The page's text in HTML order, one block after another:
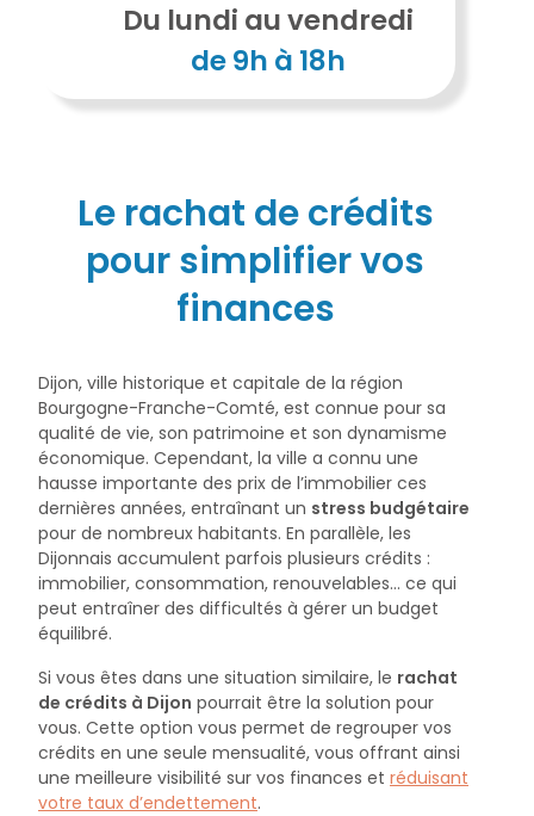
Du lundi au vendredi
de 9h à 18h
Le rachat de crédits
pour simplifier vos
finances
Dijon, ville historique et capitale de la région
Bourgogne-Franche-Comté, est connue pour sa
qualité de vie, son patrimoine et son dynamisme
économique. Cependant, la ville a connu une
hausse importante des prix de l’immobilier ces
dernières années, entraînant un stress budgétaire
pour de nombreux habitants. En parallèle, les
Dijonnais accumulent parfois plusieurs crédits :
immobilier, consommation, renouvelables… ce qui
peut entraîner des difficultés à gérer un budget
équilibré.
Si vous êtes dans une situation similaire, le rachat
de crédits à Dijon pourrait être la solution pour
vous. Cette option vous permet de regrouper vos
crédits en une seule mensualité, vous offrant ainsi
une meilleure visibilité sur vos finances et réduisant
votre taux d’endettement.